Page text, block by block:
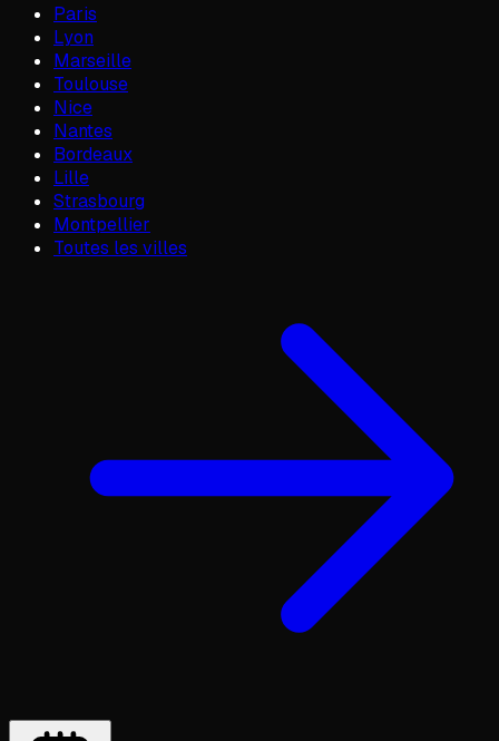
Paris
Lyon
Marseille
Toulouse
Nice
Nantes
Bordeaux
Lille
Strasbourg
Montpellier
Toutes les villes